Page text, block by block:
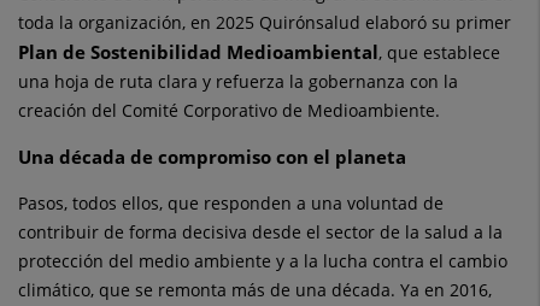
toda la organización, en 2025 Quirónsalud elaboró su primer
Plan de Sostenibilidad Medioambiental, que establece
una hoja de ruta clara y refuerza la gobernanza con la
creación del Comité Corporativo de Medioambiente.
Una década de compromiso con el planeta
Pasos, todos ellos, que responden a una voluntad de
contribuir de forma decisiva desde el sector de la salud a la
protección del medio ambiente y a la lucha contra el cambio
climático, que se remonta más de una década. Ya en 2016,